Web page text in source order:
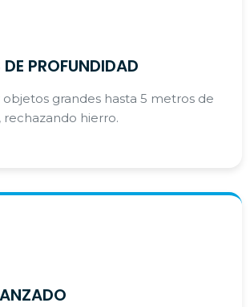
PROFUNDIDAD
objetos grandes hasta 5 metros de
hierro.